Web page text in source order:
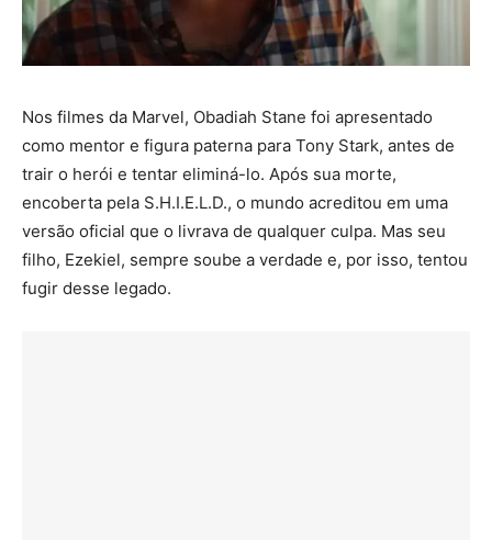
Nos filmes da Marvel, Obadiah Stane foi apresentado
como mentor e figura paterna para Tony Stark, antes de
trair o herói e tentar eliminá-lo. Após sua morte,
encoberta pela S.H.I.E.L.D., o mundo acreditou em uma
versão oficial que o livrava de qualquer culpa. Mas seu
filho, Ezekiel, sempre soube a verdade e, por isso, tentou
fugir desse legado.